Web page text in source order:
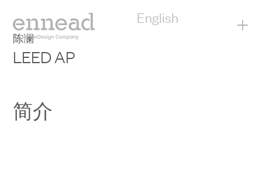
English +
陈澜
LEED AP
简介